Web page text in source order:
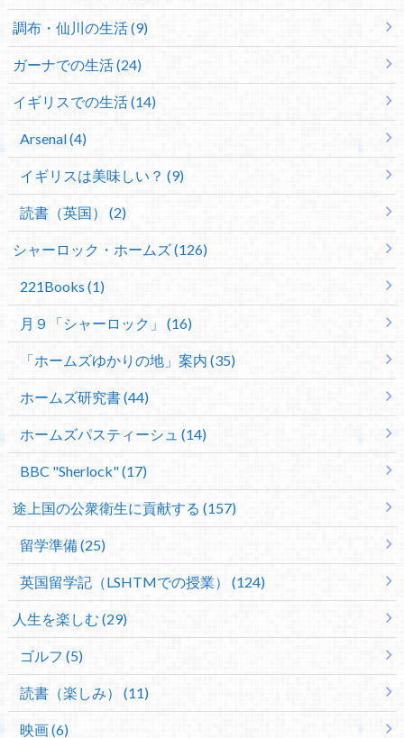
調布・仙川の生活 (9)
ガーナでの生活 (24)
イギリスでの生活 (14)
Arsenal (4)
イギリスは美味しい？ (9)
読書（英国） (2)
シャーロック・ホームズ (126)
221Books (1)
月９「シャーロック」 (16)
「ホームズゆかりの地」案内 (35)
ホームズ研究書 (44)
ホームズパスティーシュ (14)
BBC "Sherlock" (17)
途上国の公衆衛生に貢献する (157)
留学準備 (25)
英国留学記（LSHTMでの授業） (124)
人生を楽しむ (29)
ゴルフ (5)
読書（楽しみ） (11)
映画 (6)